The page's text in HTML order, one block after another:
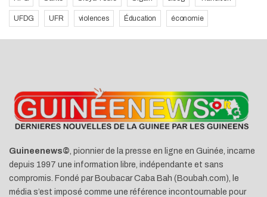
UFDG UFR violences Éducation économie
Guineenews© , pionnier de la presse en ligne en Guinée, incarne
depuis 1997 une information libre, indépendante et sans
compromis. Fondé par Boubacar Caba Bah (Boubah.com), le
média s’est imposé comme une référence incontournable pour